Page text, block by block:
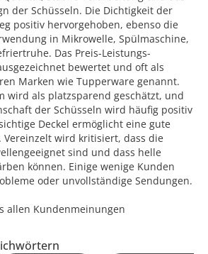
der Schüsseln. Die Dichtigkeit der
positiv hervorgehoben, ebenso die
in Mikrowelle, Spülmaschine,
Das Preis-Leistungs-
bewertet und oft als
Marken wie Tupperware genannt.
wird als platzsparend geschätzt, und
der Schüsseln wird häufig positiv
Deckel ermöglicht eine gute
Vereinzelt wird kritisiert, dass die
sind und dass helle
können. Einige wenige Kunden
oder unvollständige Sendungen.
allen Kundenmeinungen